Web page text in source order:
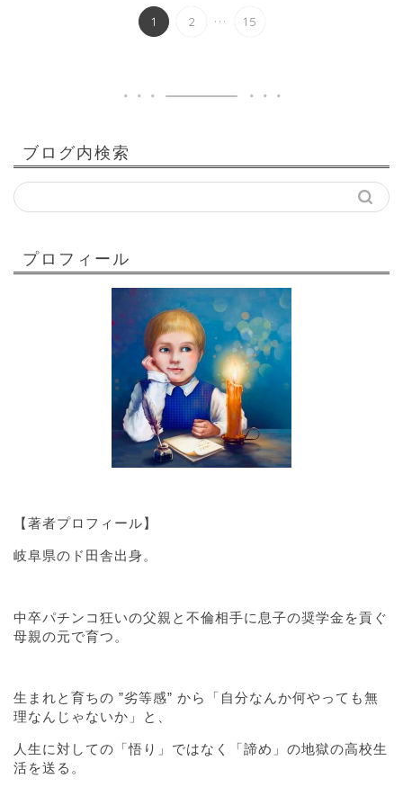
1 2 ... 15
ブログ内検索
プロフィール
【著者プロフィール】
岐阜県のド田舎出身。
中卒パチンコ狂いの父親と不倫相手に息子の奨学金を貢ぐ
母親の元で育つ。
生まれと育ちの ”劣等感” から「自分なんか何やっても無
理なんじゃないか」と、
人生に対しての「悟り」ではなく「諦め」の地獄の高校生
活を送る。